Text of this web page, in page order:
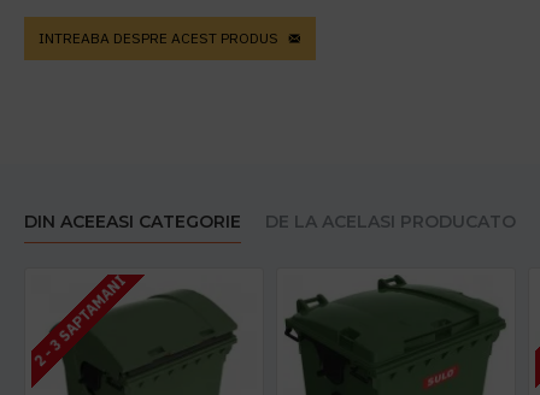
INTREABA DESPRE ACEST PRODUS
DIN ACEEASI CATEGORIE DE LA ACELASI PRODUCATOR
2 - 3 SAPTAMANI